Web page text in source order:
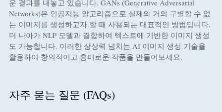
운 결과를 내놓고 있습니다. GANs (Generative Adversarial
Networks)은 인공지능 알고리즘으로 실제와 거의 구별할 수 없
는 이미지를 생성하고자 할 때 사용되는 대표적인 방법입니다.
더 나아가 NLP 모델과 결합하여 텍스트에 기반한 이미지 생성
도 가능합니다. 이러한 상상력 넘치는 AI 이미지 생성 기술을
활용하여 창의적이고 흥미로운 작품을 만들어보세요.
자주 묻는 질문 (FAQs)